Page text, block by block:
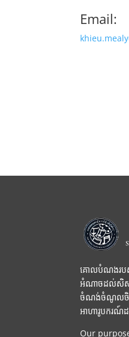
Email:
គោលបំណងរបស់
អំណាចដល់សិស្ស
ចំណង់ចំណូលចិត្ត
អាហារូបករណ៍
Our